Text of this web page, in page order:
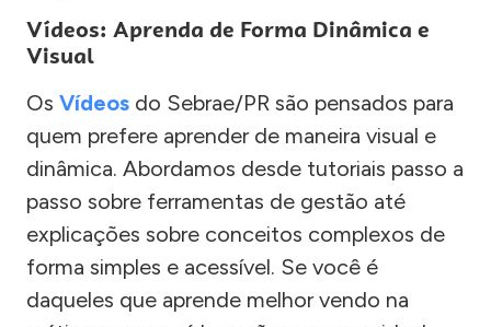
Vídeos: Aprenda de Forma Dinâmica e
Visual
Os Vídeos do Sebrae/PR são pensados para
quem prefere aprender de maneira visual e
dinâmica. Abordamos desde tutoriais passo a
passo sobre ferramentas de gestão até
explicações sobre conceitos complexos de
forma simples e acessível. Se você é
daqueles que aprende melhor vendo na